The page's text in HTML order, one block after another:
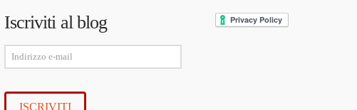
Iscriviti al blog
Indirizzo
e-
mail
ISCRIVITI